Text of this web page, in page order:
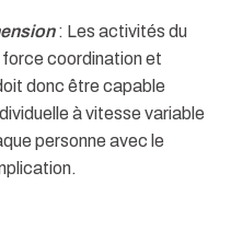
: Les activités du
coordination et
donc être capable
à vitesse variable
personne avec le